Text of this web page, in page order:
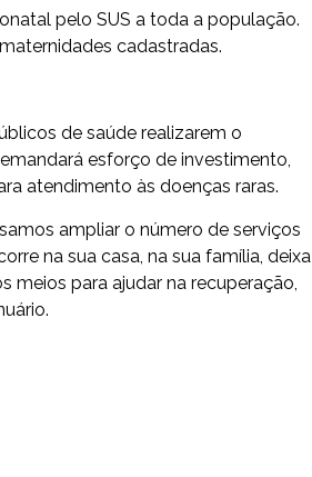
pelo SUS a toda a população.
cadastradas.
de saúde realizarem o
esforço de investimento,
atendimento às doenças raras.
ampliar o número de serviços
na sua casa, na sua família, deixa
meios para ajudar na recuperação,